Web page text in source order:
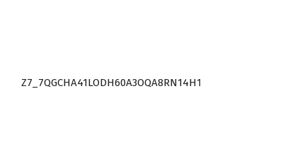
Z7_7QGCHA41LODH60A3OQA8RN14H1